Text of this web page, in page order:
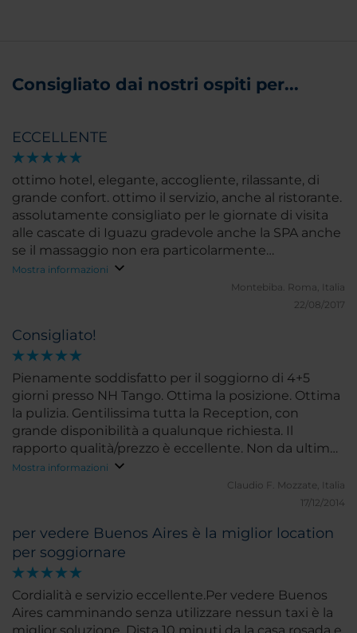
Consigliato dai nostri ospiti per...
ECCELLENTE
ottimo hotel, elegante, accogliente, rilassante, di
grande confort. ottimo il servizio, anche al ristorante.
assolutamente consigliato per le giornate di visita
alle cascate di Iguazu gradevole anche la SPA anche
se il massaggio non era particolarmente
professionale
Mostra informazioni
Montebiba. Roma, Italia
22/08/2017
Consigliato!
Pienamente soddisfatto per il soggiorno di 4+5
giorni presso NH Tango. Ottima la posizione. Ottima
la pulizia. Gentilissima tutta la Reception, con
grande disponibilità a qualunque richiesta. Il
rapporto qualità/prezzo è eccellente. Non da ultimo,
veramente ottimi e convenienti i ristoranti e le
Mostra informazioni
Claudio F. Mozzate, Italia
17/12/2014
per vedere Buenos Aires è la miglior location
per soggiornare
Cordialità e servizio eccellente.Per vedere Buenos
Aires camminando senza utilizzare nessun taxi è la